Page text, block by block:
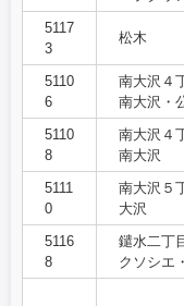
5117
3
松木 フ
5110
6
南大沢４
南大沢・
5110
8
南大沢４
南大沢
5111
0
南大沢５
大沢
5116
8
鑓水二丁
クソシエ